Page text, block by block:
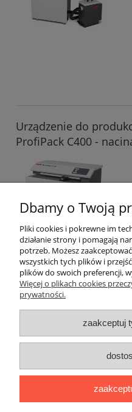
Urządzenie do
ProfiPack C400 -
Blog i
Dbamy o Twoją
Pliki cookies i pokrewne im
działanie strony i pomagają
potrzeb. Możesz
wszystkich tych plików i
plików do swoich preferencji,
Więcej o plikach cookies
prywatności.
zaakceptuj